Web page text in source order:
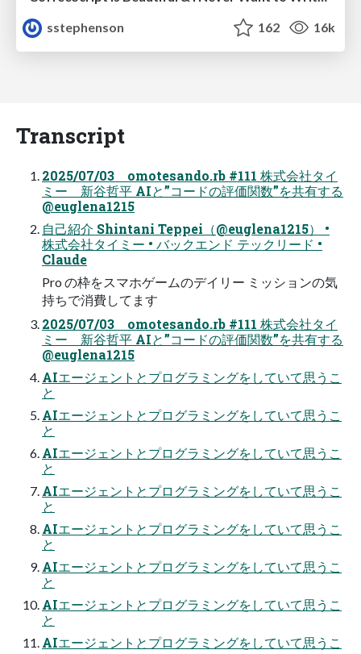
sstephenson
162 16k
Transcript
2025/07/03 omotesando.rb #111 株式会社タイ
ミー 新谷哲平 AIと”コードの評価関数”を共有する
@euglena1215
自己紹介 Shintani Teppei（@euglena1215） •
株式会社タイミー • バックエンド テックリード •
Claude
Pro の枠をスマホゲームのデイリー ミッションの気
持ちで消費してます
2025/07/03 omotesando.rb #111 株式会社タイ
ミー 新谷哲平 AIと”コードの評価関数”を共有する
@euglena1215
AIエージェントとプログラミングをしていて思うこ
と
AIエージェントとプログラミングをしていて思うこ
と
AIエージェントとプログラミングをしていて思うこ
と
AIエージェントとプログラミングをしていて思うこ
と
AIエージェントとプログラミングをしていて思うこ
と
AIエージェントとプログラミングをしていて思うこ
と
AIエージェントとプログラミングをしていて思うこ
と
AIエージェントとプログラミングをしていて思うこ